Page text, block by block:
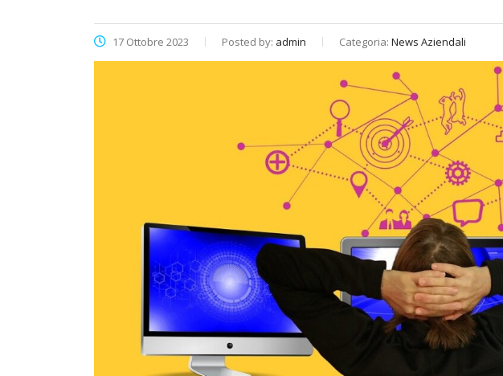
17 Ottobre 2023 Posted by: admin Categoria: News Aziendali